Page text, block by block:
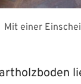
Mit einer